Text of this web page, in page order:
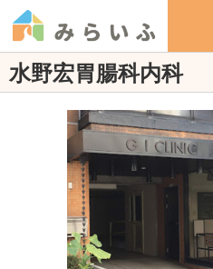
水野宏胃腸科内科